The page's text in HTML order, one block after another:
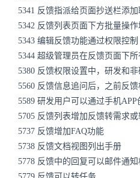
5341 反馈指派给页面抄送栏添
5342 反馈列表页面下方批量操
5343 编辑反馈功能通过权限控制
5344 超级管理员在反馈页面下
5380 反馈权限设置中，研发和
5560 反馈信息追问后，之前反
5589 研发用户可以通过手机APP
5705 反馈列表增加反馈转需求
5737 反馈增加FAQ功能
5738 反馈文档视图列出手册
5778 反馈中的回复可以邮件通知